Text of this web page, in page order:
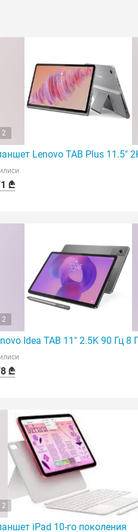
серый
2
Lenovo TAB Plus 11.5"
₾
ГБ LTE Luna Gray со
2
Idea TAB 11" 2.5K 90 Гц
₾
GB LTE Черный (SM-
2
iPad 10-го поколения